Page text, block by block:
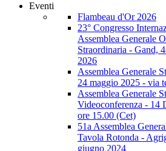
Eventi
Flambeau d'Or 2026
23° Congresso
Assemblea Generale
Straordinaria - Gand,
2026
Assemblea Generale
24 maggio 2025 - via
Assemblea Generale
Videoconferenza - 14
ore 15.00 (Cet)
51a Assemblea
Tavola Rotonda -
giugno 2024